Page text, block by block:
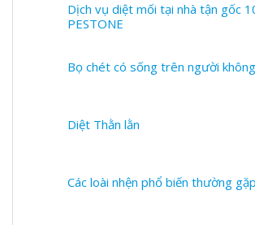
Dịch vụ diệt mối tại nhà tận gốc
PESTONE
Bọ chét có sống trên người không
Diệt Thằn lằn
Các loài nhện phổ biến thường